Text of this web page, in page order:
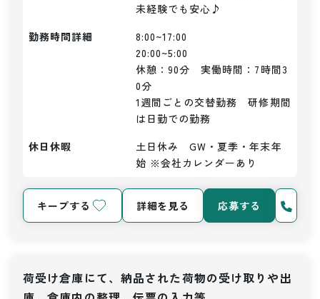
未経験でも安心♪
勤務時間詳細
8:00~17:00
20:00~5:00
休憩：90分　実働時間：7時間3
0分
1週間ごとの交替勤務　研修期間
は日勤での勤務
休日休暇
土日休み　GW・夏季・年末年
始 ※会社カレンダーあり
キープする 詳細を見る 応募する
荷受け倉庫にて、納品された荷物の受け取りや出